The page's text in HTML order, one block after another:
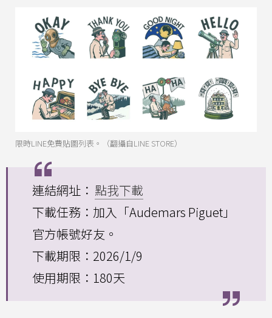
限時LINE免費貼圖列表。（翻攝自LINE STORE）
連結網址： 點我下載
下載任務：加入「Audemars Piguet」
官方帳號好友。
下載期限：2026/1/9
使用期限：180天